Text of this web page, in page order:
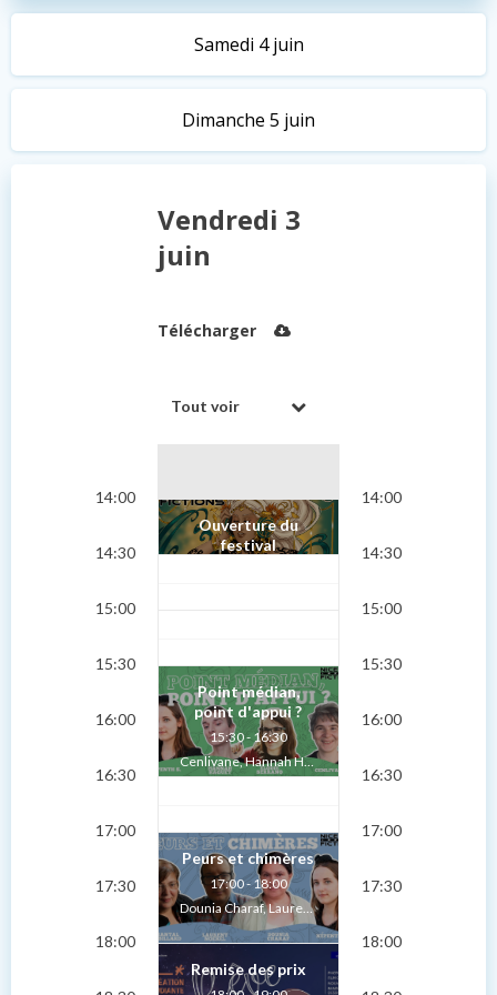
Samedi 4 juin
Dimanche 5 juin
Vendredi 3
juin
Télécharger
Tout voir
14:00
14:30
15:00
15:30
16:00
16:30
17:00
17:30
18:00
14:00
14:30
15:00
15:30
16:00
16:30
17:00
17:30
18:00
Ouverture du
festival
Point médian,
point d'appui ?
15:30 - 16:30
Cenlivane, Hannah Haguet, Népenth S., Élodie Serrano
Peurs et chimères
17:00 - 18:00
Dounia Charaf, Laurent Noërel, Chantal Robillard, Népenth S.
Remise des prix